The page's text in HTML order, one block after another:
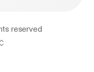
reserved